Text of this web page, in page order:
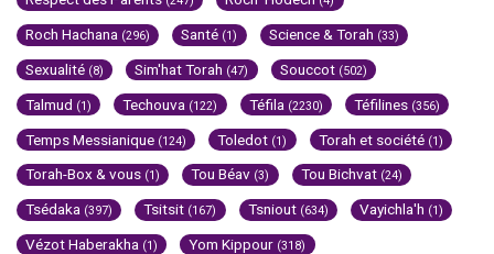
Roch Hachana (296) Santé (1) Science & Torah (33)
Sexualité (8) Sim'hat Torah (47) Souccot (502)
Talmud (1) Techouva (122) Téfila (2230) Téfilines (356)
Temps Messianique (124) Toledot (1) Torah et société (1)
Torah-Box & vous (1) Tou Béav (3) Tou Bichvat (24)
Tsédaka (397) Tsitsit (167) Tsniout (634) Vayichla'h (1)
Vézot Haberakha (1) Yom Kippour (318)